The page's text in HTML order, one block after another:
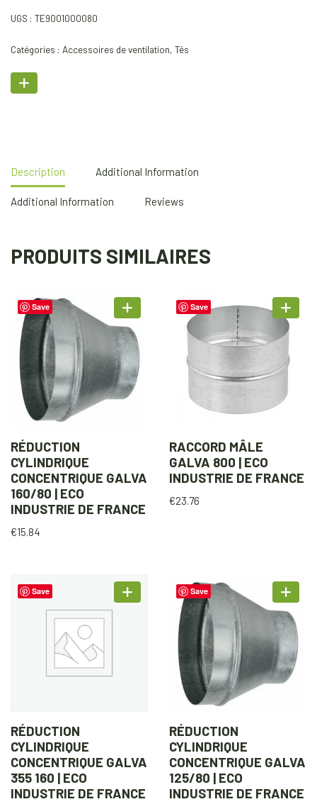
UGS : TE9001000080
Catégories : Accessoires de ventilation, Tés
Description Additional Information
Additional Information Reviews
PRODUITS SIMILAIRES
Save
RÉDUCTION
CYLINDRIQUE
CONCENTRIQUE GALVA
160/80 | ECO
INDUSTRIE DE FRANCE
€15.84
Save
RACCORD MÂLE
GALVA 800 | ECO
INDUSTRIE DE FRANCE
€23.76
Save
RÉDUCTION
CYLINDRIQUE
CONCENTRIQUE GALVA
355 160 | ECO
INDUSTRIE DE FRANCE
Save
RÉDUCTION
CYLINDRIQUE
CONCENTRIQUE GALVA
125/80 | ECO
INDUSTRIE DE FRANCE